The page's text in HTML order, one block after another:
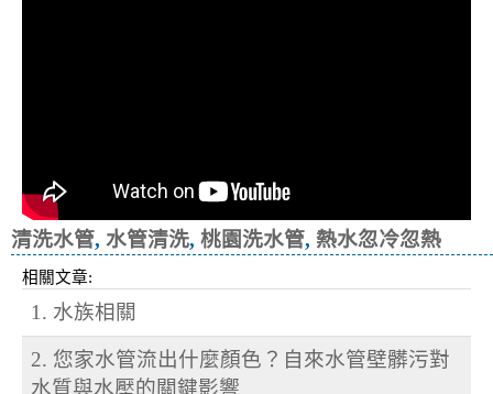
清洗水管, 水管清洗, 桃園洗水管, 熱水忽冷忽熱
相關文章:
1. 水族相關
2. 您家水管流出什麼顏色？自來水管壁髒污對
水質與水壓的關鍵影響